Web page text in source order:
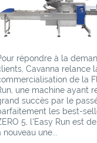
répondre à la
Cavanna relance
de la
une machine ayant
succès par le
les best-
5, l'Easy Run est
nouveau une...